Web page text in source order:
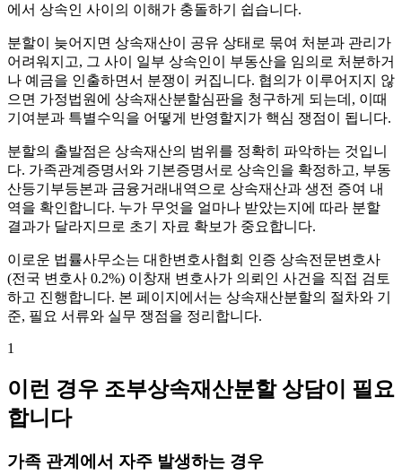
에서 상속인 사이의 이해가 충돌하기 쉽습니다.
분할이 늦어지면 상속재산이 공유 상태로 묶여 처분과 관리가
어려워지고, 그 사이 일부 상속인이 부동산을 임의로 처분하거
나 예금을 인출하면서 분쟁이 커집니다. 협의가 이루어지지 않
으면 가정법원에 상속재산분할심판을 청구하게 되는데, 이때
기여분과 특별수익을 어떻게 반영할지가 핵심 쟁점이 됩니다.
분할의 출발점은 상속재산의 범위를 정확히 파악하는 것입니
다. 가족관계증명서와 기본증명서로 상속인을 확정하고, 부동
산등기부등본과 금융거래내역으로 상속재산과 생전 증여 내
역을 확인합니다. 누가 무엇을 얼마나 받았는지에 따라 분할
결과가 달라지므로 초기 자료 확보가 중요합니다.
이로운 법률사무소는 대한변호사협회 인증 상속전문변호사
(전국 변호사 0.2%) 이창재 변호사가 의뢰인 사건을 직접 검토
하고 진행합니다. 본 페이지에서는 상속재산분할의 절차와 기
준, 필요 서류와 실무 쟁점을 정리합니다.
1
이런 경우 조부상속재산분할 상담이 필요
합니다
가족 관계에서 자주 발생하는 경우